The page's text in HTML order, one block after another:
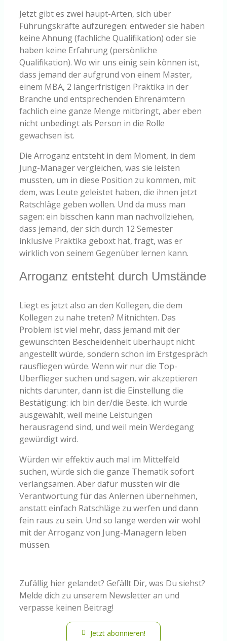
Jetzt gibt es zwei haupt-Arten, sich über
Führungskräfte aufzuregen: entweder sie haben
keine Ahnung (fachliche Qualifikation) oder sie
haben keine Erfahrung (persönliche
Qualifikation). Wo wir uns einig sein können ist,
dass jemand der aufgrund von einem Master,
einem MBA, 2 längerfristigen Praktika in der
Branche und entsprechenden Ehrenämtern
fachlich eine ganze Menge mitbringt, aber eben
nicht unbedingt als Person in die Rolle
gewachsen ist.
Die Arroganz entsteht in dem Moment, in dem
Jung-Manager vergleichen, was sie leisten
mussten, um in diese Position zu kommen, mit
dem, was Leute geleistet haben, die ihnen jetzt
Ratschläge geben wollen. Und da muss man
sagen: ein bisschen kann man nachvollziehen,
dass jemand, der sich durch 12 Semester
inklusive Praktika geboxt hat, fragt, was er
wirklich von seinem Gegenüber lernen kann.
Arroganz entsteht durch Umstände
Liegt es jetzt also an den Kollegen, die dem
Kollegen zu nahe treten? Mitnichten. Das
Problem ist viel mehr, dass jemand mit der
gewünschten Bescheidenheit überhaupt nicht
angestellt würde, sondern schon im Erstgespräch
rausfliegen würde. Wenn wir nur die Top-
Überflieger suchen und sagen, wir akzeptieren
nichts darunter, dann ist die Einstellung die
Bestätigung: ich bin der/die Beste. ich wurde
ausgewählt, weil meine Leistungen
herausragend sind, und weil mein Werdegang
gewürdigt wird.
Würden wir effektiv auch mal im Mittelfeld
suchen, würde sich die ganze Thematik sofort
verlangsamen. Aber dafür müssten wir die
Verantwortung für das Anlernen übernehmen,
anstatt einfach Ratschläge zu werfen und dann
fein raus zu sein. Und so lange werden wir wohl
mit der Arroganz von Jung-Managern leben
müssen.
Zufällig hier gelandet? Gefällt Dir, was Du siehst?
Melde dich zu unserem Newsletter an und
verpasse keinen Beitrag!
Jetzt abonnieren!